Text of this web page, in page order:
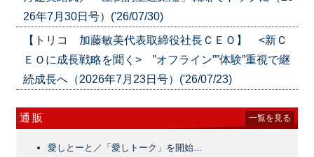
26年7月30日号）('26/07/30)
【トリコ 加藤敏美代表取締役社長ＣＥＯ】 <新Ｃ
ＥＯに成長戦略を聞く> ”オフライン””体験”重視で継
続成長へ（2026年7月23日号）('26/07/23)
通販 一覧を見る
愛しとーと／「愛しトーク」を開始…